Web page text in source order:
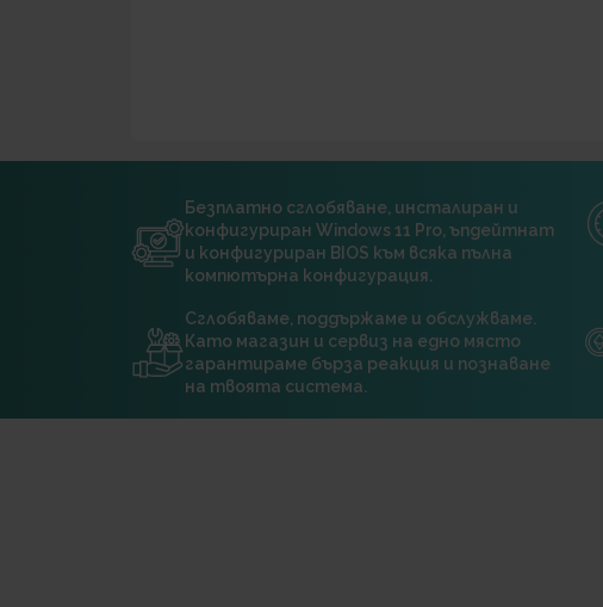
Безплатно сглобяване, инсталиран и
конфигуриран Windows 11 Pro, ъпдейтнат
и конфигуриран BIOS към всяка пълна
компютърна конфигурация.
Сглобяваме, поддържаме и обслужваме.
Като магазин и сервиз на едно място
гарантираме бърза реакция и познаване
на твоята система.